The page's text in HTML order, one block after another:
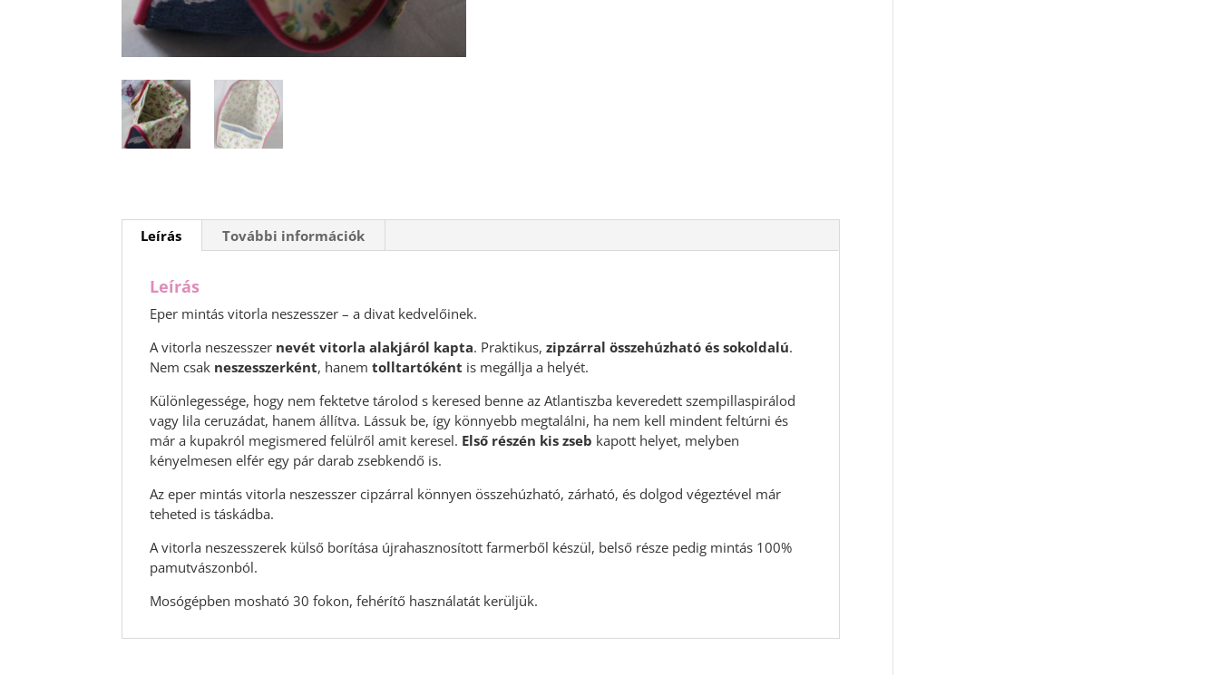
Leírás További információk
Leírás
Eper mintás vitorla neszesszer – a divat kedvelőinek.
A vitorla neszesszer nevét vitorla alakjáról kapta. Praktikus,zipzárral összehúzható és sokoldalú.
Nem csak neszesszerként, hanemtolltartóként is megállja a helyét.
Különlegessége, hogy nem fektetve tárolod s keresed benne az Atlantiszba keveredett szempillaspirálod
vagy lila ceruzádat, hanem állítva. Lássuk be, így könnyebb megtalálni, ha nem kell mindent feltúrni és
már a kupakról megismered felülről amit keresel. Első részén kis zseb kapott helyet, melyben
kényelmesen elfér egy pár darab zsebkendő is.
Az eper mintás vitorla neszesszer cipzárral könnyen összehúzható, zárható, és dolgod végeztével már
teheted is táskádba.
A vitorla neszesszerek külső borítása újrahasznosított farmerből készül, belső része pedig mintás 100%
pamutvászonból.
Mosógépben mosható 30 fokon, fehérítő használatát kerüljük.